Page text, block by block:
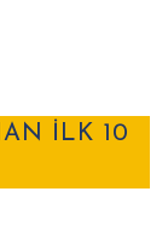
İLK 10